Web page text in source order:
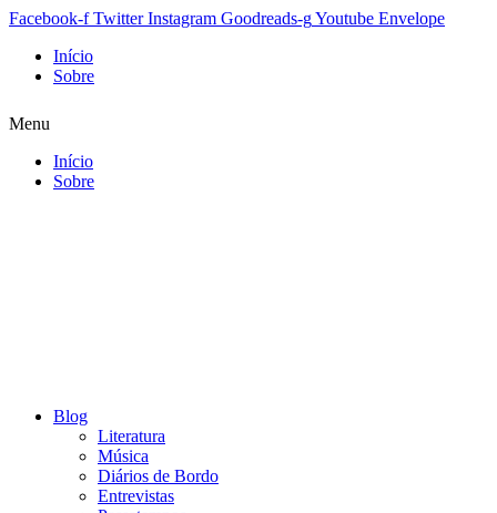
Facebook-f Twitter Instagram Goodreads-gYoutube Envelope
Início
Sobre
Menu
Início
Sobre
Blog
Literatura
Música
Diários de Bordo
Entrevistas